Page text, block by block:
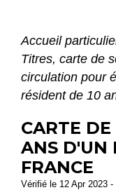
Accueil
Titres, carte de
circulation pour
résident de 10
CARTE
ANS D'UN
FRANCE
Vérifié le 12 Apr 2023